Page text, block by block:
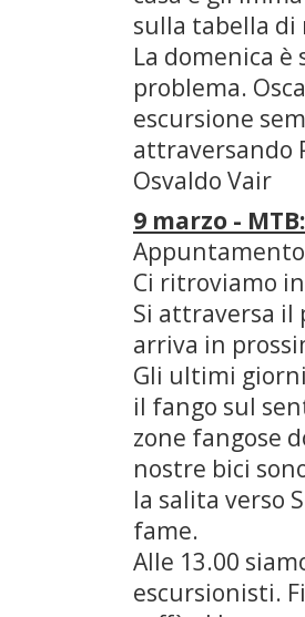
sulla tabella
La domenica
problema.
escursione
attraversando
Osvaldo Vair
9 marzo -
Appuntamento
Ci ritroviamo
Si attraversa il
arriva in
Gli ultimi
il fango sul
zone fangose
nostre bici
la salita verso
fame.
Alle 13.00
escursionisti.